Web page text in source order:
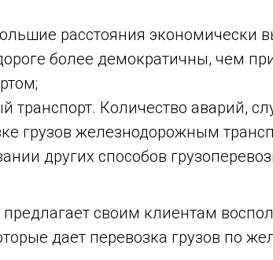
расстояния экономически
более демократичны, чем
транспорт. Количество аварий,
грузов железнодорожным
других способов
своим клиентам
дает перевозка грузов по